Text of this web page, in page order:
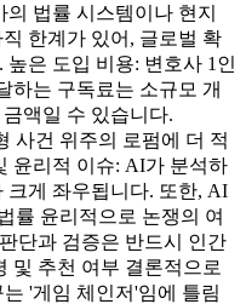
법률 시스템이나 현지
한계가 있어, 글로벌 확
은 도입 비용: 변호사 1인
하는 구독료는 소규모 개
액일 수 있습니다.
사건 위주의 로펌에 더 적
윤리적 이슈: AI가 분석하
크게 좌우됩니다. 또한, AI
률 윤리적으로 논쟁의 여
단과 검증은 반드시 인간
및 추천 여부 결론적으로
'게임 체인저'임에 틀림